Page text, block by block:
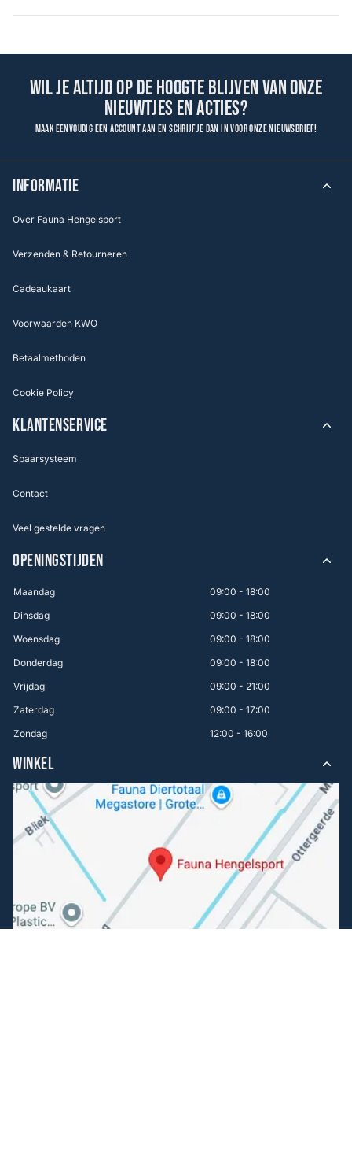
Wil je altijd op de hoogte blijven van onze
nieuwtjes en acties?
Maak eenvoudig een account aan en schrijf je dan in voor onze nieuwsbrief!
INFORMATIE
Over Fauna Hengelsport
Verzenden & Retourneren
Cadeaukaart
Voorwaarden KWO
Betaalmethoden
Cookie Policy
KLANTENSERVICE
Spaarsysteem
Contact
Veel gestelde vragen
OPENINGSTIJDEN
Maandag
09:00 - 18:00
Dinsdag
09:00 - 18:00
Woensdag
09:00 - 18:00
Donderdag
09:00 - 18:00
Vrijdag
09:00 - 21:00
Zaterdag
09:00 - 17:00
Zondag
12:00 - 16:00
WINKEL